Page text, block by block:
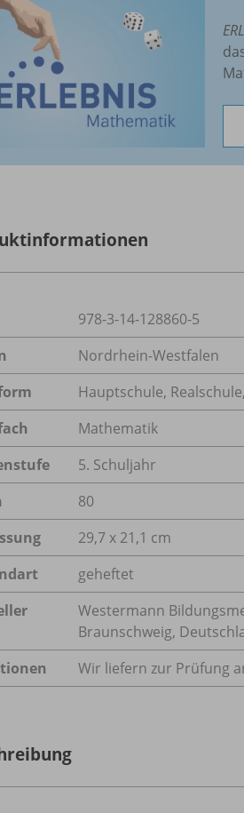
978-3-14-128860-5
Nordrhein-Westfalen
Hauptschule,
Mathematik
5. Schuljahr
80
29,7 x 21,1 cm
geheftet
Westermann
Braunschweig,
Wir liefern zur Prüfung